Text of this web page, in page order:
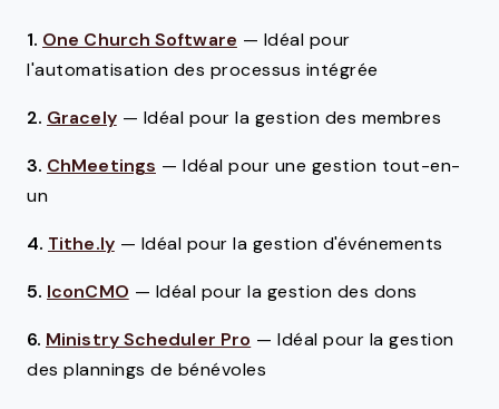
1. One Church Software — Idéal pour
l'automatisation des processus intégrée
2. Gracely — Idéal pour la gestion des membres
3. ChMeetings — Idéal pour une gestion tout-en-
un
4. Tithe.ly — Idéal pour la gestion d'événements
5. IconCMO — Idéal pour la gestion des dons
6. Ministry Scheduler Pro —Idéal pour la gestion
des plannings de bénévoles